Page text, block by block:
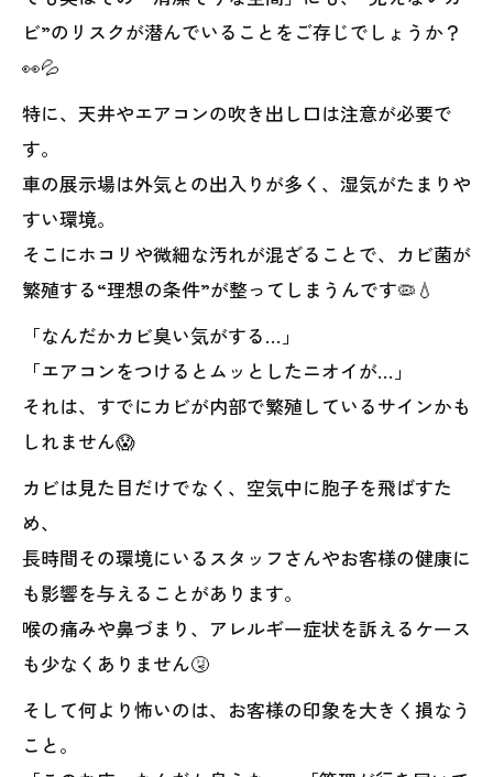
ビ”のリスクが潜んでいることをご存じでしょうか？
👀💦
特に、天井やエアコンの吹き出し口は注意が必要で
す。
車の展示場は外気との出入りが多く、湿気がたまりや
すい環境。
そこにホコリや微細な汚れが混ざることで、カビ菌が
繁殖する“理想の条件”が整ってしまうんです🦠💧
「なんだかカビ臭い気がする…」
「エアコンをつけるとムッとしたニオイが…」
それは、すでにカビが内部で繁殖しているサインかも
しれません😱
カビは見た目だけでなく、空気中に胞子を飛ばすた
め、
長時間その環境にいるスタッフさんやお客様の健康に
も影響を与えることがあります。
喉の痛みや鼻づまり、アレルギー症状を訴えるケース
も少なくありません🤧
そして何より怖いのは、お客様の印象を大きく損なう
こと。